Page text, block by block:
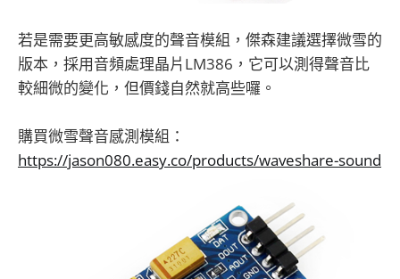
若是需要更高敏感度的聲音模組，傑森建議選擇微雪的
版本，採用音頻處理晶片LM386，它可以測得聲音比
較細微的變化，但價錢自然就高些囉。
購買微雪聲音感測模組：
https://jason080.easy.co/products/waveshare-sound